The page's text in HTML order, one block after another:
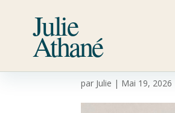
Julie
AthanéRouge Terre
par Julie | Mai 19, 2026